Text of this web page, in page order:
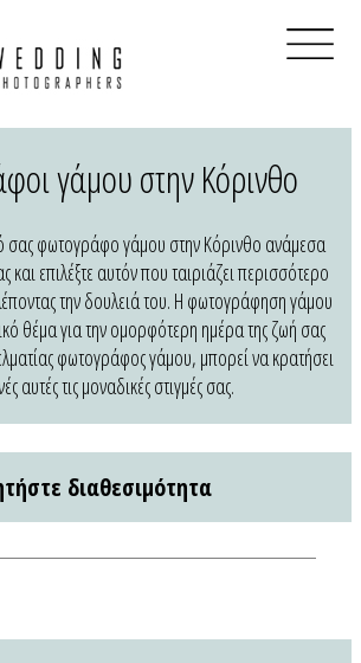
×
Home
Real Weddings
Γάμου Θεσσαλονίκη
Γάμου στην Ελλάδα
QR Code για γάμο
Clients
γάμου στην Κόρινθο
σας φωτογράφο γάμου στην Κόρινθο ανάμεσα
και επιλέξτε αυτόν που ταιριάζει περισσότερο
την δουλειά του. Η φωτογράφηση γάμου
θέμα για την ομορφότερη ημέρα της ζωή σας
φωτογράφος γάμου, μπορεί να κρατήσει
αυτές τις μοναδικές στιγμές σας.
διαθεσιμότητα